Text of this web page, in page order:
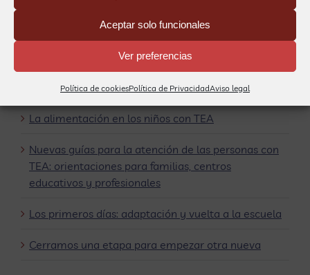
Aceptar solo funcionales
Ver preferencias
Política de cookiesPolítica de PrivacidadAviso legal
Entradas recientes
Carrilet se llena de la magia de los cuentos por
Sant Jordi
La alimentación en los niños con TEA
Nuevas guías para la atención de las personas con
TEA: orientaciones para familias, centros
educativos y profesionales
Los primeros días: adaptación y vuelta a la escuela
Cerramos una etapa para empezar otra nueva